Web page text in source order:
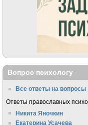
Вопрос психологу
Все ответы на вопросы
Ответы православных
Никита Яночкин
Екатерина Усачева